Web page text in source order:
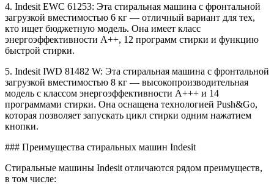
4. Indesit EWC 61253: Эта стиральная машина с фронтальной
загрузкой вместимостью 6 кг — отличный вариант для тех,
кто ищет бюджетную модель. Она имеет класс
энергоэффективности A++, 12 программ стирки и функцию
быстрой стирки.
5. Indesit IWD 81482 W: Эта стиральная машина с фронтальной
загрузкой вместимостью 8 кг — высокопроизводительная
модель с классом энергоэффективности A+++ и 14
программами стирки. Она оснащена технологией Push&Go,
которая позволяет запускать цикл стирки одним нажатием
кнопки.
### Преимущества стиральных машин Indesit
Стиральные машины Indesit отличаются рядом преимуществ,
в том числе: